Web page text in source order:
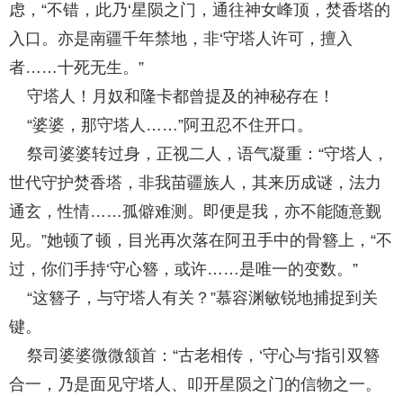
虑，“不错，此乃‘星陨之门，通往神女峰顶，焚香塔的
入口。亦是南疆千年禁地，非‘守塔人许可，擅入
者……十死无生。”
守塔人！月奴和隆卡都曾提及的神秘存在！
“婆婆，那守塔人……”阿丑忍不住开口。
祭司婆婆转过身，正视二人，语气凝重：“守塔人，
世代守护焚香塔，非我苗疆族人，其来历成谜，法力
通玄，性情……孤僻难测。即便是我，亦不能随意觐
见。”她顿了顿，目光再次落在阿丑手中的骨簪上，“不
过，你们手持‘守心簪，或许……是唯一的变数。”
“这簪子，与守塔人有关？”慕容渊敏锐地捕捉到关
键。
祭司婆婆微微颔首：“古老相传，‘守心与‘指引双簪
合一，乃是面见守塔人、叩开星陨之门的信物之一。